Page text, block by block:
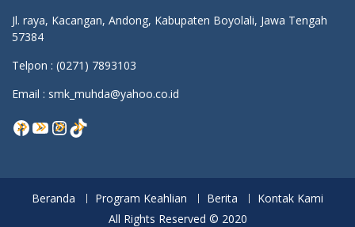
Jl. raya, Kacangan, Andong, Kabupaten Boyolali, Jawa Tengah
57384
Telpon : (0271) 7893103
Email : smk_muhda@yahoo.co.id
Facebook
YouTube
Instagram
TikTok
Beranda Program Keahlian Berita
Kontak Kami
All Rights Reserved © 2020